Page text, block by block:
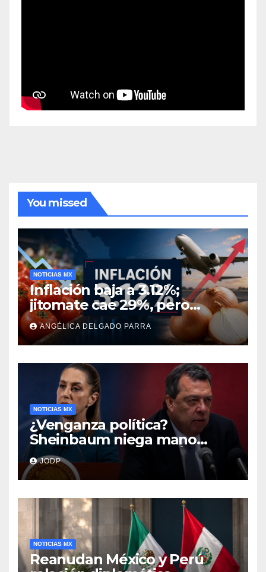
You missed
NOTICIAS MX
Inflación baja a 3.12%;
jitomate cae 29%, pero
cebolla y vuelos se
encarecen
ANGÉLICA DELGADO PARRA
NOTICIAS MX
¿Venganza política?
Sheinbaum niega mano
negra en captura de Ángel
Aguirre
JODP
NOTICIAS MX
Reanudan México y Perú